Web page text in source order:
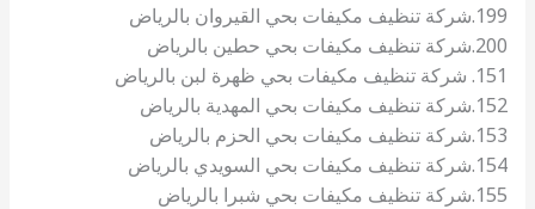
199.شركة تنظيف مكيفات بحي القيروان بالرياض
200.شركة تنظيف مكيفات بحي حطين بالرياض
151. شركة تنظيف مكيفات بحي ظهرة لبن بالرياض
152.شركة تنظيف مكيفات بحي المهدية بالرياض
153.شركة تنظيف مكيفات بحي الحزم بالرياض
154.شركة تنظيف مكيفات بحي السويدي بالرياض
155.شركة تنظيف مكيفات بحي شبرا بالرياض